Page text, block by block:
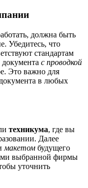
должна быть
Убедитесь, что
стандартам
с проводкой
Это важно для
документа в любых
техникума, где вы
Далее
макетом будущего
выбранной фирмы
уточнить